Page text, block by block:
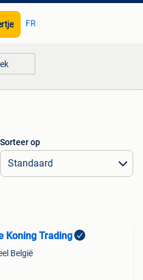
FR
Sorteer op
Koning Trading
België